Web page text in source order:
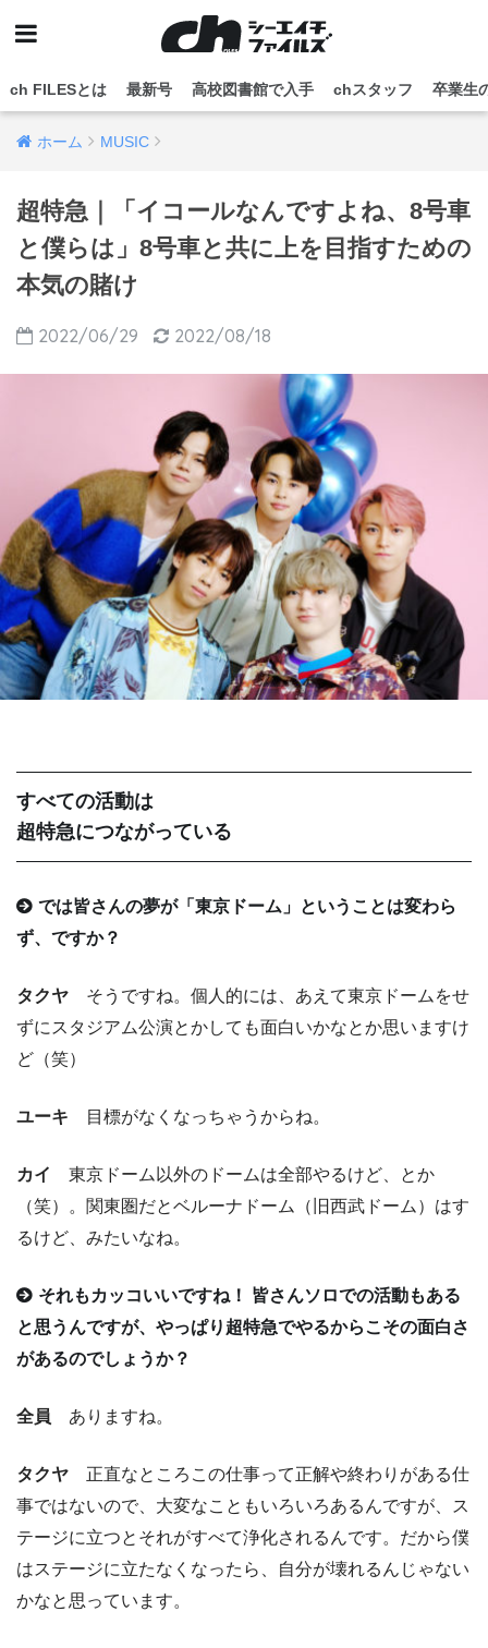
ch FILESとは 最新号 高校図書館で入手 chスタッフ 卒業生
ホーム MUSIC
超特急｜「イコールなんですよね、8号車
と僕らは」8号車と共に上を目指すための
本気の賭け
2022/06/29 2022/08/18
すべての活動は
超特急につながっている
では皆さんの夢が「東京ドーム」ということは変わら
ず、ですか？
タクヤ そうですね。個人的には、あえて東京ドームをせ
ずにスタジアム公演とかしても面白いかなとか思いますけ
ど（笑）
ユーキ 目標がなくなっちゃうからね。
カイ
東京ドーム以外のドームは全部やるけど、とか
（笑）。関東圏だとベルーナドーム（旧西武ドーム）はす
るけど、みたいなね。
それもカッコいいですね！ 皆さんソロでの活動もある
と思うんですが、やっぱり超特急でやるからこその面白さ
があるのでしょうか？
全員 ありますね。
タクヤ 正直なところこの仕事って正解や終わりがある仕
事ではないので、大変なこともいろいろあるんですが、ス
テージに立つとそれがすべて浄化されるんです。だから僕
はステージに立たなくなったら、自分が壊れるんじゃない
かなと思っています。